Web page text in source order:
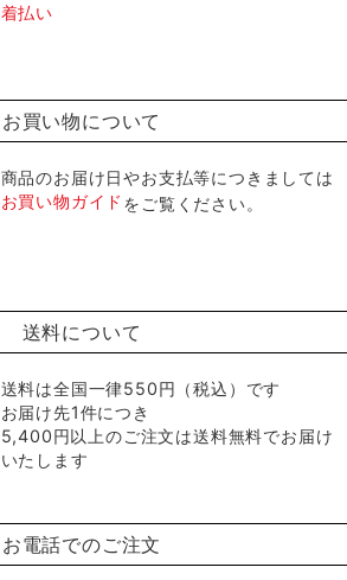
着払い
お買い物について
商品のお届け日やお支払等につきましては
お買い物ガイド をご覧ください。
送料について
送料は全国一律550円（税込）です
お届け先1件につき
5,400円以上のご注文は送料無料でお届け
いたします
お電話でのご注文